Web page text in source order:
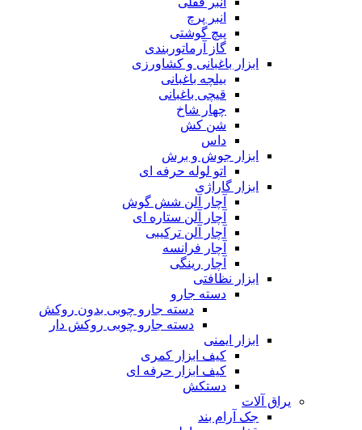
انبر پرچ
پیچ گوشتی
گاز آرماتوربندی
ابزار باغبانی و کشاورزی
بیلچه باغبانی
قیچی باغبانی
چهار شاخ
شن کش
داس
ابزار جوش و برش
اتو لوله حرفه ای
ابزار گاراژی
آچار آلن شش گوش
آچار آلن ستاره ای
آچار آلن ترکیبی
آچار فرانسه
آچار رینگی
ابزار نظافتی
دسته جارو
دسته جارو چوبی بدون روکش
دسته جارو چوبی روکش دار
ابزار ایمنی
کیف ابزار کمری
کیف ابزار حرفه ای
دستکش
یراق آلات
جک آرام بند